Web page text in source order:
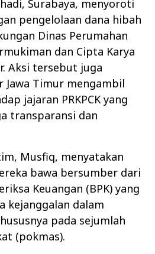
Surabaya, menyoroti
pengelolaan dana hibah
Dinas Perumahan
dan Cipta Karya
Aksi tersebut juga
Jawa Timur mengambil
jajaran PRKPCK yang
transparansi dan
Musfiq, menyatakan
bawa bersumber dari
Keuangan (BPK) yang
kejanggalan dalam
pada sejumlah
(pokmas).